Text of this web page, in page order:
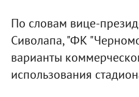
По словам вице-
Сиволапа, "ФК
варианты
использования